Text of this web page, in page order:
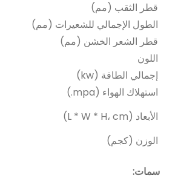
قطر الثقب (مم)
الطول الإجمالي للشعيرات (مم)
قطر الشعر الخشن (مم)
اللون
إجمالي الطاقة (kw)
استهلاك الهواء (mpa.)
الأبعاد (L * W * H، cm)
الوزن (كجم)
سمات: